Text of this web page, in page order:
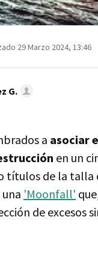
29 Marzo 2024, 13:46
G.
a asociar
en un
títulos de la talla
'Moonfall'
de excesos